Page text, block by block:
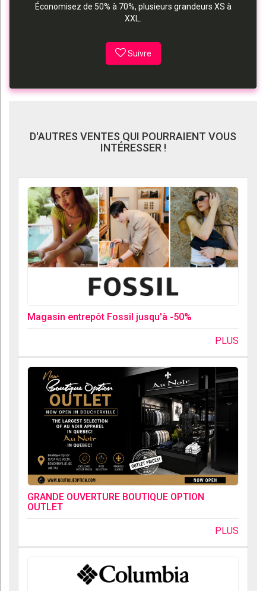
Économisez de 50% à 70%, plusieurs grandeurs XS à
XXL.
Suivre
D'AUTRES VENTES QUI POURRAIENT VOUS
INTÉRESSER !
Magasin entrepôt Fossil jusqu'à -50%
PLUS
GRANDE OUVERTURE BOUTIQUE OPTION
OUTLET
PLUS